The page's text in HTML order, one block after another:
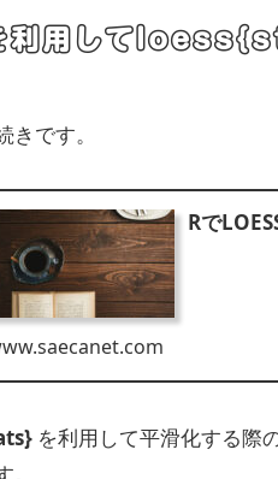
利用して
きです。
Rで
を利用して平滑化する際